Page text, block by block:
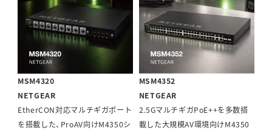
MSM4320
NETGEAR
EtherCON対応マルチギガポート
を搭載した、ProAV向けM4350シ
MSM4352
NETGEAR
2.5GマルチギガPoE++を多数搭
載した大規模AV環境向けM4350